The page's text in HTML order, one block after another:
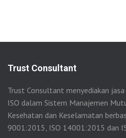
Trust Consultant
Trust Consultant menyediakan
ISO dalam Sistem Manajemen
Kesehatan dan Keselamatan
9001:2015, ISO 14001:2015 dan